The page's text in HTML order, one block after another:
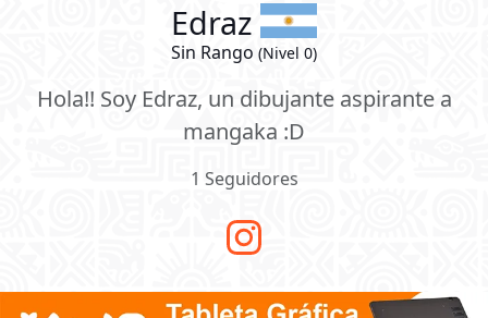
Edraz
Sin Rango (Nivel 0)
Hola!! Soy Edraz, un dibujante aspirante a
mangaka :D
1 Seguidores